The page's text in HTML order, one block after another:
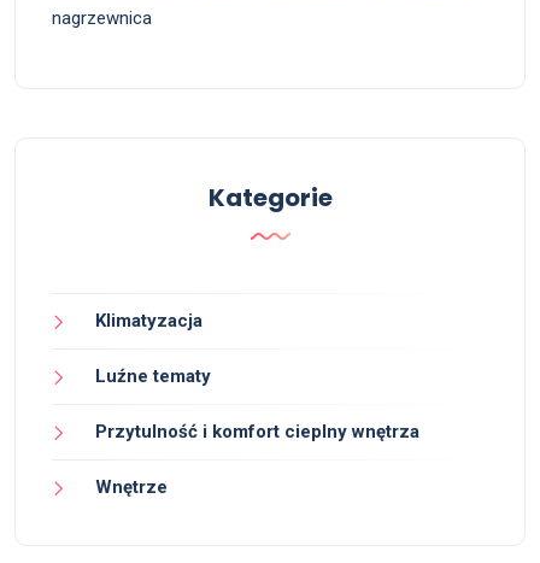
nagrzewnica
Kategorie
Klimatyzacja
Luźne tematy
Przytulność i komfort cieplny wnętrza
Wnętrze